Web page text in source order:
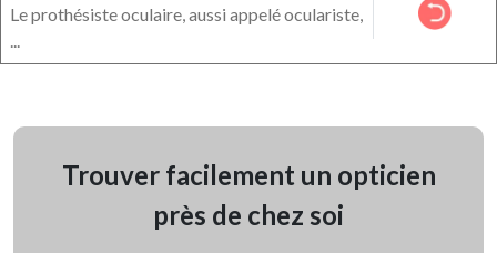
Le prothésiste oculaire, aussi appelé oculariste,
...
Trouver facilement un opticien
près de chez soi